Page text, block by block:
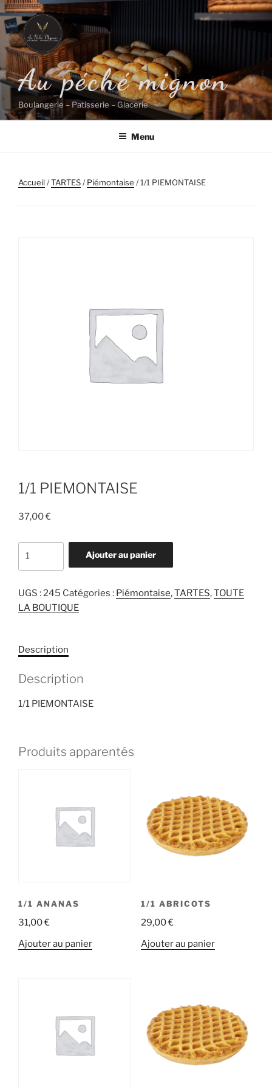
Aller
au
contenu
principal
Au péché mignon
Boulangerie – Patisserie – Glacerie
Menu
Accueil/TARTES/Piémontaise / 1/1 PIEMONTAISE
1/1 PIEMONTAISE
37,00€
PIEMONTAISE
Ajouter au panier
UGS : 245 Catégories : Piémontaise,TARTES,TOUTE
LA BOUTIQUE
Description
Description
1/1 PIEMONTAISE
Produits apparentés
1/1 ANANAS
31,00€
Ajouter au panier
1/1 ABRICOTS
29,00€
Ajouter au panier